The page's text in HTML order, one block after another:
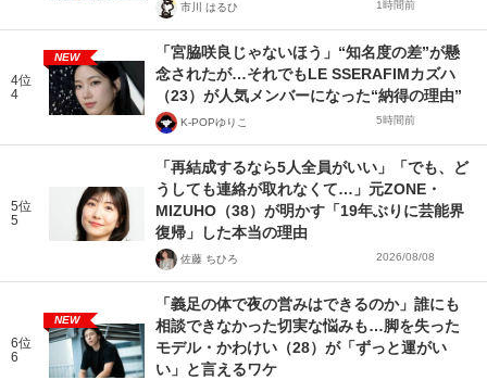
市川 はるひ 1時間前
4位
4
NEW
「宮脇咲良じゃないほう」“知名度の差”が懸
念されたが…それでもLE SSERAFIMカズハ
（23）が人気メンバーになった“納得の理由”
K-POPゆりこ 5時間前
5位
5
「再結成するなら5人全員がいい」「でも、ど
うしても連絡が取れなくて…」元ZONE・
MIZUHO（38）が明かす「19年ぶりに芸能界
復帰」した本当の理由
佐藤 ちひろ 2026/08/08
6位
6
NEW
「義足の体で夜の営みはできるのか」誰にも
相談できなかった切実な悩みも…脚を失った
モデル・かわけい（28）が「ずっと運がい
い」と言えるワケ